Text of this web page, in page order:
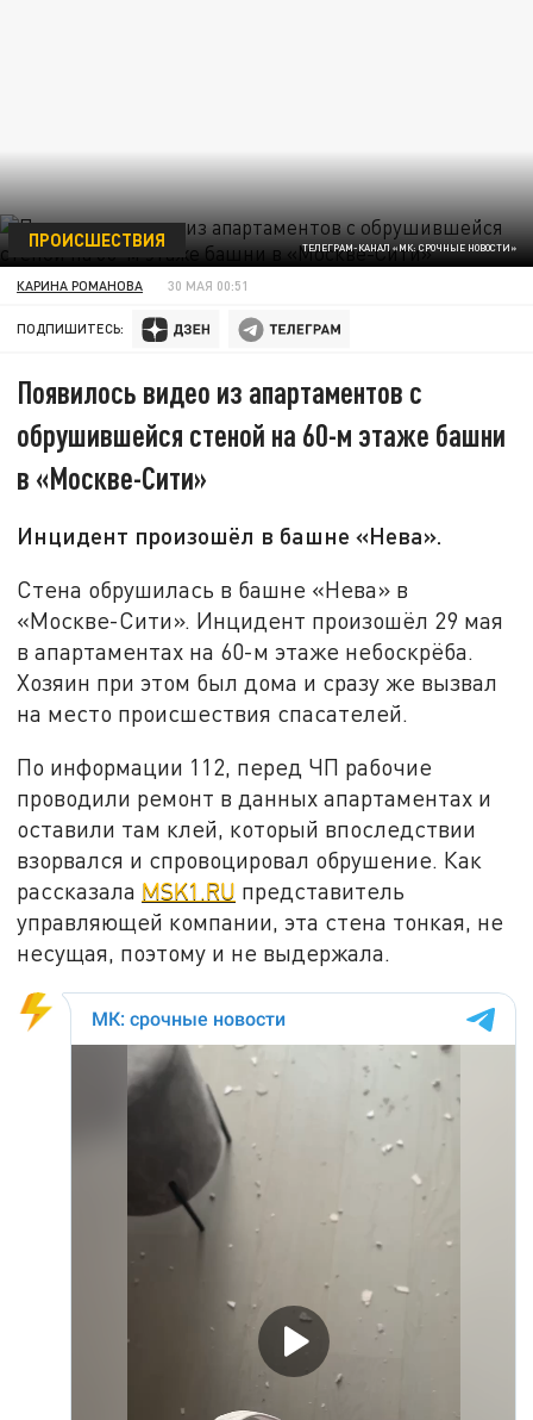
ТЕЛЕГРАМ-КАНАЛ «МК: СРОЧНЫЕ НОВОСТИ»
ПРОИСШЕСТВИЯ
КАРИНА РОМАНОВА 30 МАЯ 00:51
ПОДПИШИТЕСЬ:
Появилось видео из апартаментов с
обрушившейся стеной на 60-м этаже башни
в «Москве-Сити»
Инцидент произошёл в башне «Нева».
Стена обрушилась в башне «Нева» в
«Москве-Сити». Инцидент произошёл 29 мая
в апартаментах на 60-м этаже небоскрёба.
Хозяин при этом был дома и сразу же вызвал
на место происшествия спасателей.
По информации 112, перед ЧП рабочие
проводили ремонт в данных апартаментах и
оставили там клей, который впоследствии
взорвался и спровоцировал обрушение. Как
рассказала MSK1.RU представитель
управляющей компании, эта стена тонкая, не
несущая, поэтому и не выдержала.